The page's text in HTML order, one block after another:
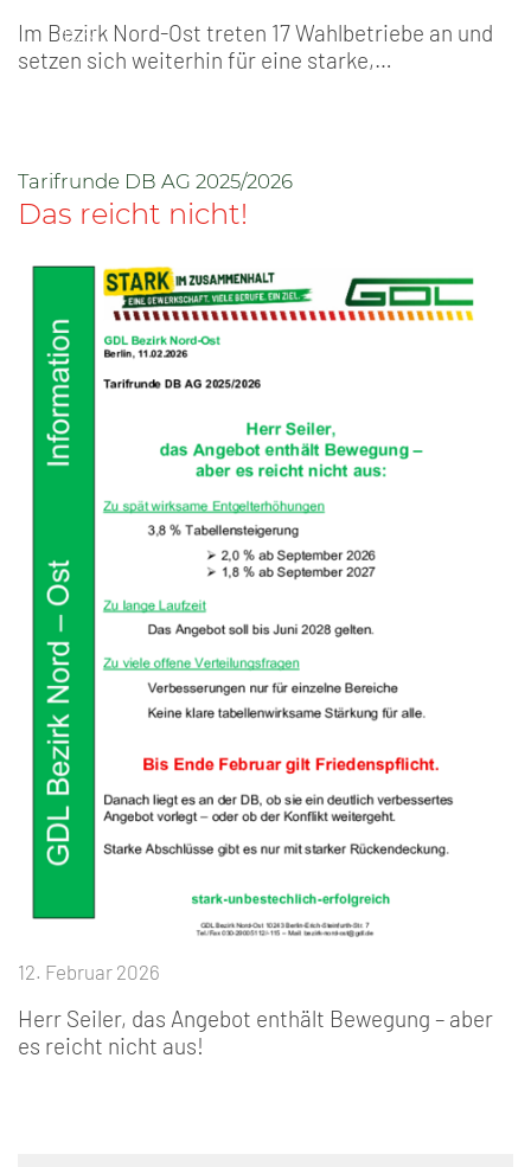
Im Bezirk Nord-Ost treten 17 Wahlbetriebe an und
setzen sich weiterhin für eine starke,…
Tarifrunde DB AG 2025/2026
Das reicht nicht!
12. Februar 2026
Herr Seiler, das Angebot enthält Bewegung – aber
es reicht nicht aus!